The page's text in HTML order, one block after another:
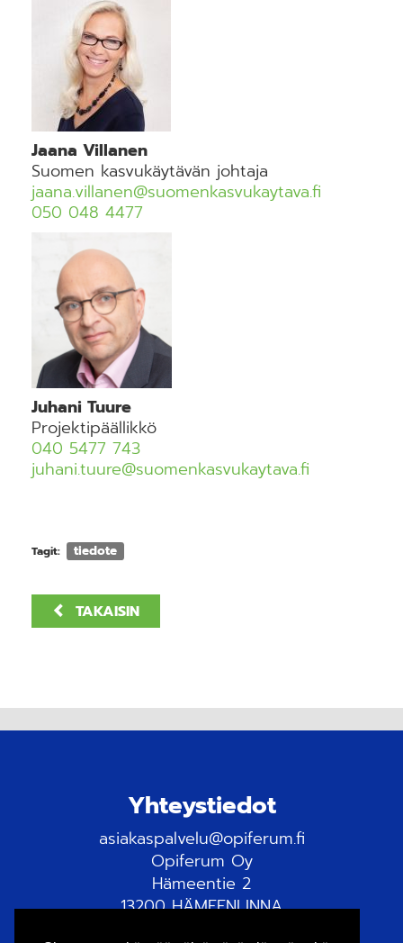
Jaana Villanen
Suomen kasvukäytävän johtaja
jaana.villanen@suomenkasvukaytava.fi
050 048 4477
Juhani Tuure
Projektipäällikkö
040 5477 743
juhani.tuure@suomenkasvukaytava.fi
Tagit: tiedote
TAKAISIN
Yhteystiedot
asiakaspalvelu@opiferum.fi
Opiferum Oy
Hämeentie 2
13200 HÄMEENLINNA
Tietosuojaseloste